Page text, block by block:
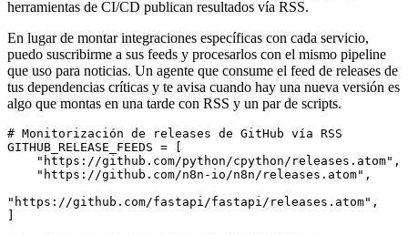
herramientas de CI/CD publican resultados vía RSS.
En lugar de montar integraciones específicas con cada servicio,
puedo suscribirme a sus feeds y procesarlos con el mismo pipeline
que uso para noticias. Un agente que consume el feed de releases de
tus dependencias críticas y te avisa cuando hay una nueva versión es
algo que montas en una tarde con RSS y un par de scripts.
# Monitorización de releases de GitHub vía RSS
GITHUB_RELEASE_FEEDS =
    "https://github.com/python/cpython/releases.atom"
,
    "https://github.com/n8n-io/n8n/releases.atom"
,
"https://github.com/fastapi/fastapi/releases.atom" ,